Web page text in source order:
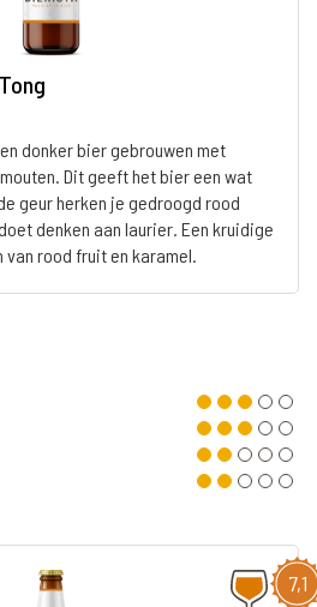
donker bier gebrouwen met
Dit geeft het bier een wat
geur herken je gedroogd rood
denken aan laurier. Een kruidige
van rood fruit en karamel.
7,1